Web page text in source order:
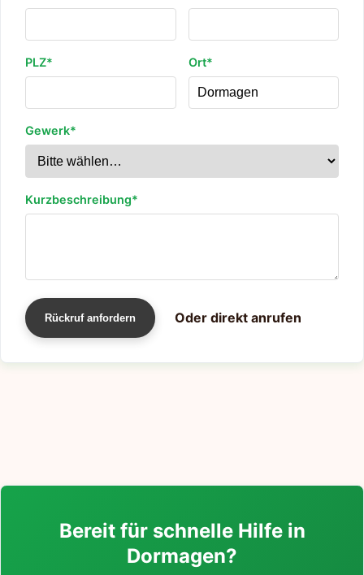
PLZ* Ort*
Gewerk*
Kurzbeschreibung*
Rückruf anfordern Oder direkt anrufen
Bereit für schnelle Hilfe in
Dormagen?